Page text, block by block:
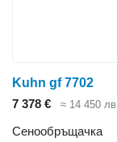
Kuhn gf 7702
7 378 €
≈ 14 450 лв.
Сенообръщачка